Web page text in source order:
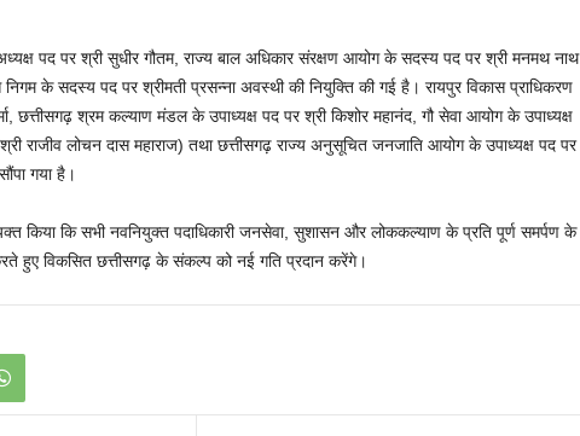
पद पर श्री सुधीर गौतम, राज्य बाल अधिकार संरक्षण आयोग के सदस्य पद पर श्री मनमथ नाथ
निगम के सदस्य पद पर श्रीमती प्रसन्ना अवस्थी की नियुक्ति की गई है। रायपुर विकास प्राधिकरण
छत्तीसगढ़ श्रम कल्याण मंडल के उपाध्यक्ष पद पर श्री किशोर महानंद, गौ सेवा आयोग के उपाध्यक्ष
राजीव लोचन दास महाराज) तथा छत्तीसगढ़ राज्य अनुसूचित जनजाति आयोग के उपाध्यक्ष पद पर
गया है।
किया कि सभी नवनियुक्त पदाधिकारी जनसेवा, सुशासन और लोककल्याण के प्रति पूर्ण समर्पण के
हुए विकसित छत्तीसगढ़ के संकल्प को नई गति प्रदान करेंगे।